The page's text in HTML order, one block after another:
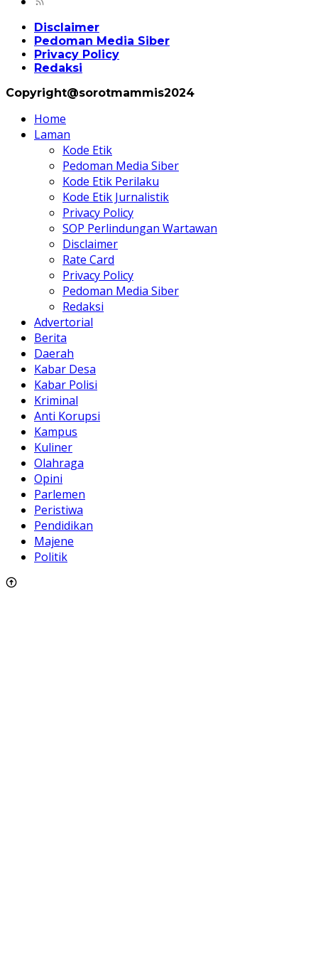
Disclaimer
Pedoman Media Siber
Privacy Policy
Redaksi
Copyright@sorotmammis2024
Home
Laman
Kode Etik
Pedoman Media Siber
Kode Etik Perilaku
Kode Etik Jurnalistik
Privacy Policy
SOP Perlindungan Wartawan
Disclaimer
Rate Card
Privacy Policy
Pedoman Media Siber
Redaksi
Advertorial
Berita
Daerah
Kabar Desa
Kabar Polisi
Kriminal
Anti Korupsi
Kampus
Kuliner
Olahraga
Opini
Parlemen
Peristiwa
Pendidikan
Majene
Politik